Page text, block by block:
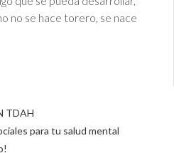
no se hace torero, se nace
TDAH
para tu salud mental